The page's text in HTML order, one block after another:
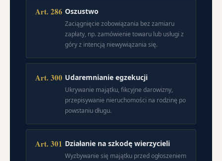
Art. 286 Oszustwo
Zaciągnięcie zobowiązania bez zamiaru
zapłaty, np. zamówienie towaru lub usługi z
góry z intencją niewywiązania się.
Art. 300 Udaremnianie egzekucji
Ukrywanie majątku, fikcyjne darowizny,
przepisywanie nieruchomości na rodzinę po
powstaniu długu.
Art. 301 Działanie na szkodę wierzycieli
Wyzbywanie się majątku przed ogłoszeniem